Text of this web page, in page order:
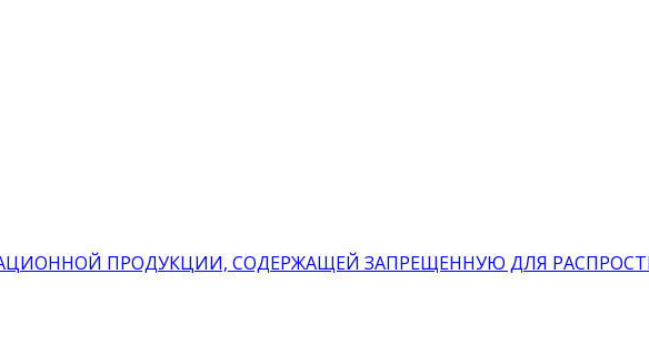
ПРОДУКЦИИ, СОДЕРЖАЩЕЙ ЗАПРЕЩЕННУЮ ДЛЯ